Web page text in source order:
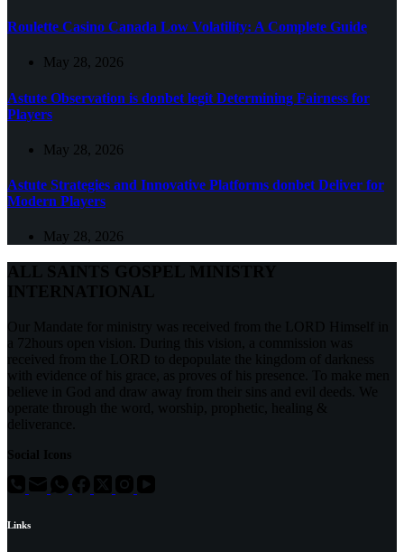
Roulette Casino Canada Low Volatility: A Complete Guide
May 28, 2026
Astute Observation is donbet legit Determining Fairness for
Players
May 28, 2026
Astute Strategies and Innovative Platforms donbet Deliver for
Modern Players
May 28, 2026
ALL SAINTS GOSPEL MINISTRY
INTERNATIONAL
Our Mandate for ministry was received from the LORD Himself in
a 72hours open vision. During this vision, a commission was
received from the LORD to depopulate the kingdom of darkness
with evidence of his grace, as proves of his presence. To make men
believe in God and draw away from their sins and evil deeds. We
operate through the word, worship, prophetic, healing &
deliverance.
Social Icons
Links